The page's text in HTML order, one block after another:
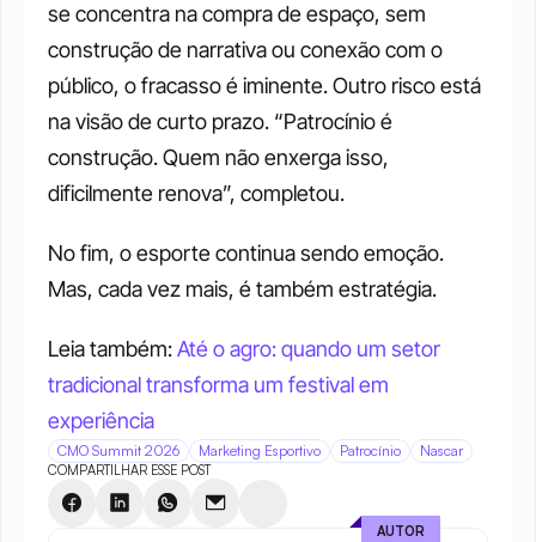
se concentra na compra de espaço, sem
construção de narrativa ou conexão com o
público, o fracasso é iminente. Outro risco está
na visão de curto prazo. “Patrocínio é
construção. Quem não enxerga isso,
dificilmente renova”, completou.
No fim, o esporte continua sendo emoção.
Mas, cada vez mais, é também estratégia.
Leia também: Até o agro: quando um setor
tradicional transforma um festival em
experiência
CMO Summit 2026 Marketing Esportivo Patrocínio Nascar
COMPARTILHAR ESSE POST
AUTOR